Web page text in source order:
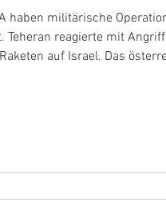
haben militärische
Teheran reagierte mit
auf Israel. Das